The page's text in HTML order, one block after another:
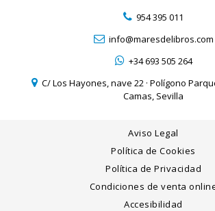
954 395 011
info@maresdelibros.com
+34 693 505 264
C/ Los Hayones, nave 22 · Polígono
Camas, Sevilla
Aviso Legal
Política de Cookies
Política de Privacidad
Condiciones de venta
Accesibilidad